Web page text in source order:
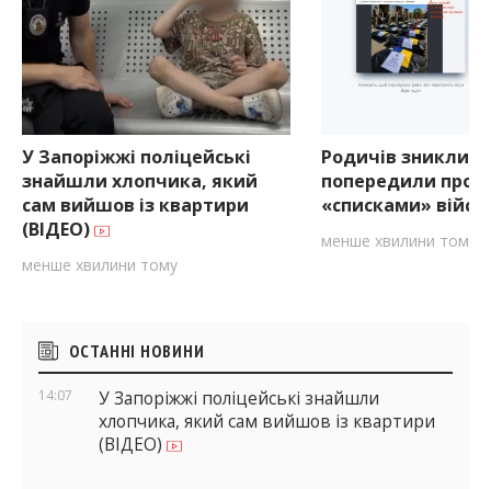
У Запоріжжі поліцейські
знайшли хлопчика, який
сам вийшов із квартири
(ВІДЕО)
менше хвилини тому
Родичів зниклих
попередили про
«списками»
менше хвилини тому
Бічні
віджети
ОСТАННІ НОВИНИ
14:07
У Запоріжжі поліцейські знайшли
хлопчика, який сам вийшов із квартири
(ВІДЕО)